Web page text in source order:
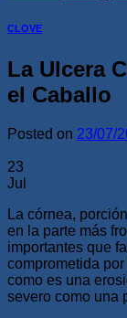
CLOVE
La Ulcera
el Caballo
Posted on 23/07/
23
Jul
La córnea,
en la parte más
importantes que
comprometida
como es una
severo como una